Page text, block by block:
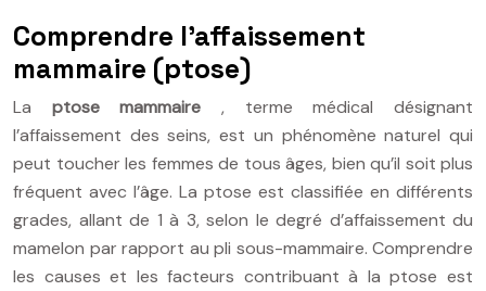
Comprendre l’affaissement
mammaire (ptose)
La ptose mammaire, terme médical désignant
l’affaissement des seins, est un phénomène naturel qui
peut toucher les femmes de tous âges, bien qu’il soit plus
fréquent avec l’âge. La ptose est classifiée en différents
grades, allant de 1 à 3, selon le degré d’affaissement du
mamelon par rapport au pli sous-mammaire. Comprendre
les causes et les facteurs contribuant à la ptose est